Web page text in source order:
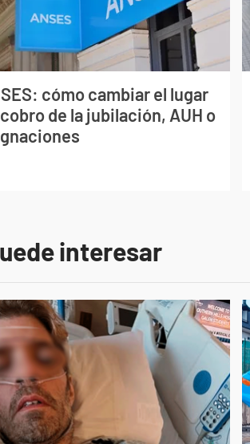
cómo cambiar el lugar
de la jubilación, AUH o
interesar